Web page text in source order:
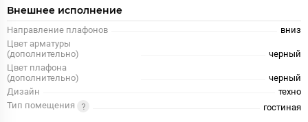
Внешнее исполнение
Направление плафонов
вниз
Цвет арматуры
(дополнительно)
черный
Цвет плафона
(дополнительно)
черный
Дизайн
техно
Тип помещения
гостиная